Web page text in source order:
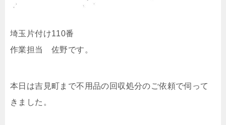
埼玉片付け110番
作業担当 佐野です。
本日は吉見町まで不用品の回収処分のご依頼で伺って
きました。